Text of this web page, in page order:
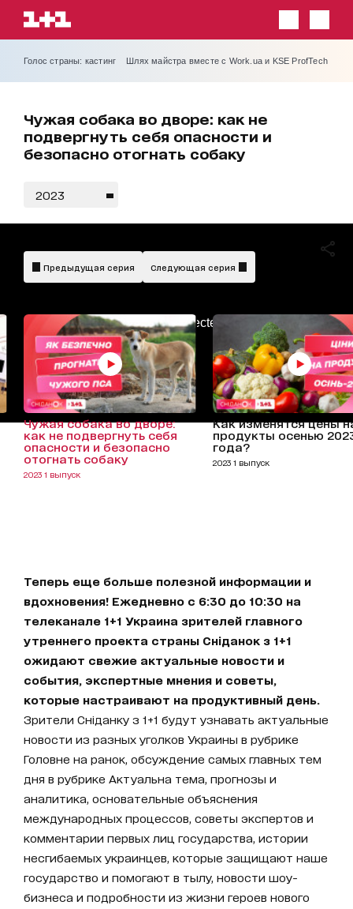
Голос страны: кастинг Шлях майстра вместе с Work.ua и KSE ProfTech
Чужая собака во дворе: как не
подвергнуть себя опасности и
безопасно отогнать собаку
2023
AdBlockDetected!
Предыдущая серия Следующая серия
Чужая собака во дворе:
как не подвергнуть себя
опасности и безопасно
отогнать собаку
2023 1 выпуск
Как изменятся цены
продукты осенью
года?
2023 1 выпуск
Теперь еще больше полезной информации и
вдохновения! Ежедневно с 6:30 до 10:30 на
телеканале 1+1 Украина зрителей главного
утреннего проекта страны Сніданок з 1+1
ожидают свежие актуальные новости и
события, экспертные мнения и советы,
которые настраивают на продуктивный день.
Зрители Сніданку з 1+1 будут узнавать актуальные
новости из разных уголков Украины в рубрике
Головне на ранок, обсуждение самых главных тем
дня в рубрике Актуальна тема, прогнозы и
аналитика, основательные объяснения
международных процессов, советы экспертов и
комментарии первых лиц государства, истории
несгибаемых украинцев, которые защищают наше
государство и помогают в тылу, новости шоу-
бизнеса и подробности из жизни героев нового